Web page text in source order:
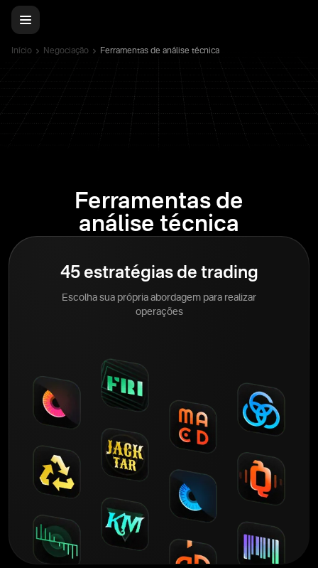
Início Negociação Ferramentas de análise técnica
Ferramentas de
análise técnica
45 estratégias de trading
Escolha sua própria abordagem para realizar
operações